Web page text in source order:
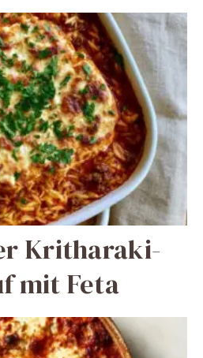
Kritharaki-
mit Feta